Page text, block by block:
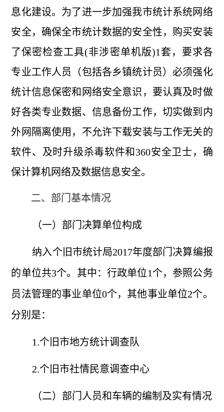
息化建设。为了进一步加强我市统计系统网络
安全，确保全市统计数据的安全性，购买安装
了保密检查工具(非涉密单机版)1套，要求各
专业工作人员（包括各乡镇统计员）必须强化
统计信息保密和网络安全意识，要认真及时做
好各类专业数据、信息备份工作，切实做到内
外网隔离使用，不允许下载安装与工作无关的
软件、及时升级杀毒软件和360安全卫士，确
保计算机网络及数据信息安全。
二、部门基本情况
（一）部门决算单位构成
纳入个旧市统计局2017年度部门决算编报
的单位共3个。其中：行政单位1个，参照公务
员法管理的事业单位0个，其他事业单位2个。
分别是：
1.个旧市地方统计调查队
2.个旧市社情民意调查中心
（二）部门人员和车辆的编制及实有情况